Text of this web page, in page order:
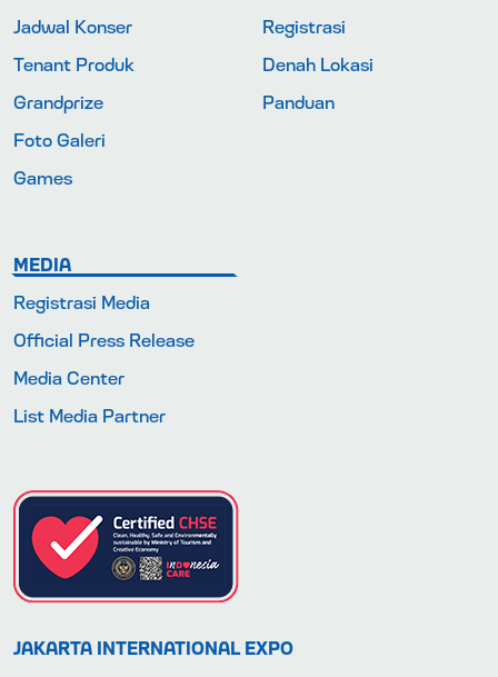
Jadwal Konser
Tenant Produk
Grandprize
Foto Galeri
Games
Registrasi
Denah Lokasi
Panduan
MEDIA
Registrasi Media
Official Press Release
Media Center
List Media Partner
JAKARTA INTERNATIONAL EXPO